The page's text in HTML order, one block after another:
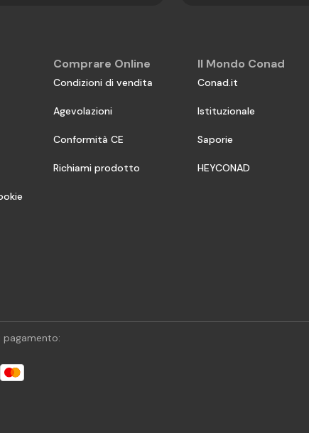
Comprare Online
Condizioni di vendita
Agevolazioni
Conformità CE
Richiami prodotto
Il Mondo Conad
Conad.it
Istituzionale
Saporie
HEYCONAD
pagamento: